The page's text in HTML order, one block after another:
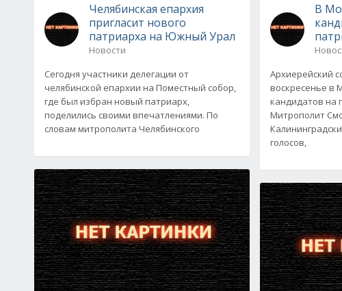
Челябинская епархия
пригласит нового
патриарха на Южный Урал
Новости
Сегодня участники делегации от
челябинской епархии на Поместный собор,
где был избран новый патриарх,
поделились своими впечатлениями. По
словам митрополита Челябинского
В
Архиерейский
воскресенье в
кандидатов на
Митрополит
голосов,